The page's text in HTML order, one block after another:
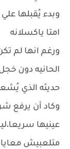
وبدء يُقبلها
امتا ياكسلانه
ورغم انها لم
الحانيه دون
حديثه الذي
وكاد أن يرفع
عينيها
متلعبيش معايا